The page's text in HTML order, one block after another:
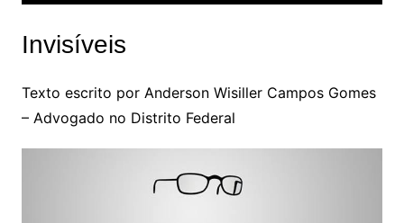
Invisíveis
Texto escrito por Anderson Wisiller Campos Gomes
– Advogado no Distrito Federal